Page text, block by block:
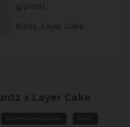
g/plant)
Runtz, Layer Cake
x Layer Cake
Variétés Productives Runtz